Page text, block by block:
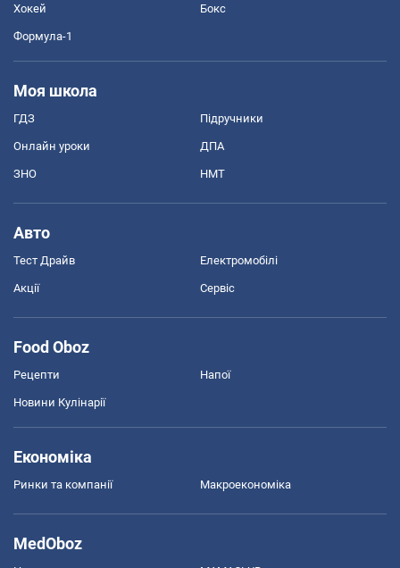
Хокей Бокс
Формула-1
Моя школа
ГДЗ Підручники
Онлайн уроки ДПА
ЗНО НМТ
Авто
Тест Драйв Електромобілі
Акції Сервіс
Food Oboz
Рецепти Напої
Новини Кулінарії
Економіка
Ринки та компанії Макроекономіка
MedOboz